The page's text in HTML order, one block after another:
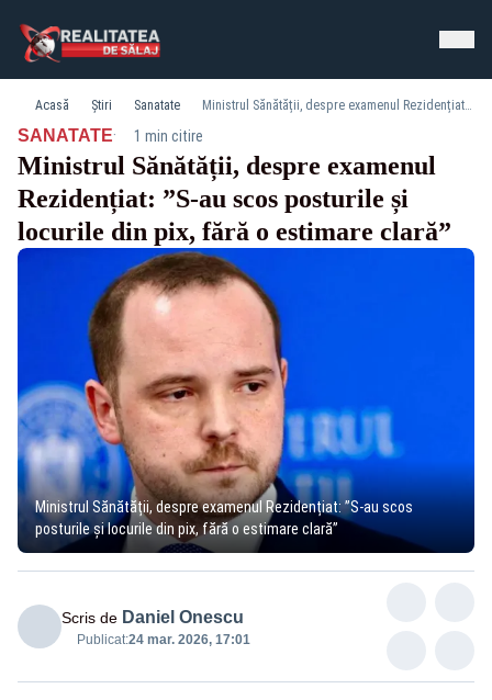
Acasă Știri Sanatate Ministrul Sănătății, despre examenul Rezidențiat: ”S-au scos posturile și locurile din pix, fără o estimare clară”
SANATATE· 1 min citire
Ministrul Sănătății, despre examenul
Rezidențiat: ”S-au scos posturile și
locurile din pix, fără o estimare clară”
Ministrul Sănătății, despre examenul Rezidențiat: ”S-au scos
posturile și locurile din pix, fără o estimare clară”
Scris de Daniel Onescu
Publicat:24 mar. 2026, 17:01